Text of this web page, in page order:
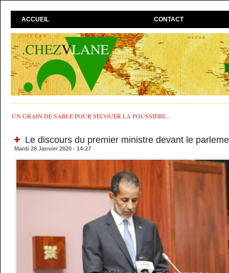
ACCUEIL CONTACT
UN GRAIN DE SABLE POUR SECOUER LA POUSSIÈRE...
Le discours du premier ministre devant le
Mardi 28 Janvier 2020 - 14:27